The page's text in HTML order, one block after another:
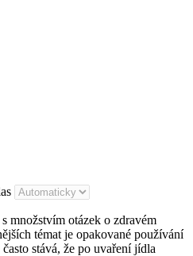
množstvím otázek o zdravém
témat je opakované používání
stává, že po uvaření jídla